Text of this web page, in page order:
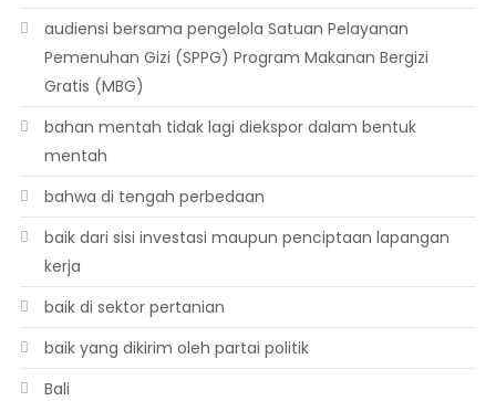
audiensi bersama pengelola Satuan Pelayanan
Pemenuhan Gizi (SPPG) Program Makanan Bergizi
Gratis (MBG)
bahan mentah tidak lagi diekspor dalam bentuk
mentah
bahwa di tengah perbedaan
baik dari sisi investasi maupun penciptaan lapangan
kerja
baik di sektor pertanian
baik yang dikirim oleh partai politik
Bali